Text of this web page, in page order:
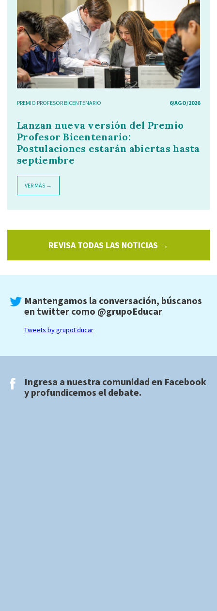
PREMIO PROFESOR BICENTENARIO 6/AGO/2026
Lanzan nueva versión del Premio
Profesor Bicentenario:
Postulaciones estarán abiertas hasta
septiembre
VER MÁS →
REVISA TODAS LAS NOTICIAS →
Mantengamos la conversación, búscanos
en twitter como @grupoEducar
Tweets by grupoEducar
Ingresa a nuestra comunidad en Facebook
y profundicemos el debate.